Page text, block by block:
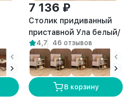
7 136 ₽
Столик придиванный
приставной Ула белый/
амаретто
4,7 46 отзывов
В корзину